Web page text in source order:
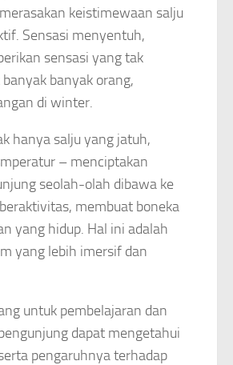
keistimewaan salju
Sensasi menyentuh,
sensasi yang tak
banyak orang,
di winter.
hanya salju yang jatuh,
– menciptakan
seolah-olah dibawa ke
membuat boneka
yang hidup. Hal ini adalah
yang lebih imersif dan
untuk pembelajaran dan
dapat mengetahui
pengaruhnya terhadap